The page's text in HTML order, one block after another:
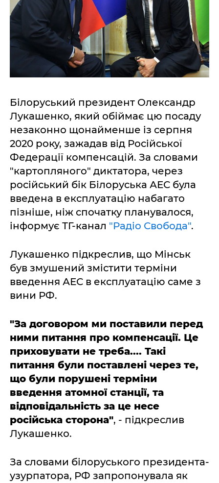
Білоруський президент Олександр
Лукашенко, який обіймає цю посаду
незаконно щонайменше із серпня
2020 року, зажадав від Російської
Федерації компенсацій. За словами
"картопляного" диктатора, через
російський бік Білоруська АЕС була
введена в експлуатацію набагато
пізніше, ніж спочатку планувалося,
інформує ТГ-канал "Радіо Свобода".
Лукашенко підкреслив, що Мінськ
був змушений змістити терміни
введення АЕС в експлуатацію саме з
вини РФ.
"За договором ми поставили перед
ними питання про компенсації. Це
приховувати не треба.... Такі
питання були поставлені через те,
що були порушені терміни
введення атомної станції, та
відповідальність за це несе
російська сторона", - підкреслив
Лукашенко.
За словами білоруського президента-
узурпатора, РФ запропонувала як